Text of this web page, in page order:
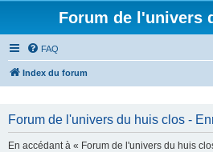
Forum de l'univers
FAQ
Index du forum
Forum de l'univers du huis clos -
En accédant à « Forum de l'univers du huis